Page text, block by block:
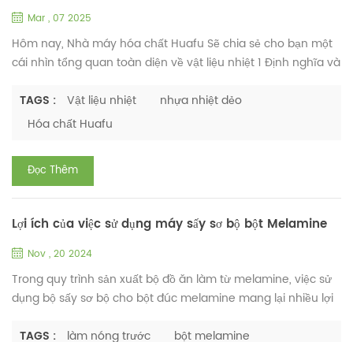
Mar , 07 2025
Hôm nay, Nhà máy hóa chất Huafu Sẽ chia sẻ cho bạn một
cái nhìn tổng quan toàn diện về vật liệu nhiệt 1 Định nghĩa và
aclass của các vật liệu polyme, một khi được chữa khỏi
thông qua phản ứng hóa học (thường là do nhiệt, bức xạ
Không giống như nhựa nhiệt dẻo, có thể được tan chảy...
TAGS : Vật liệu nhiệt
nhựa nhiệt dẻo
Hóa chất Huafu
Đọc Thêm
Lợi ích của việc sử dụng máy sấy sơ bộ bột Melamine
Nov , 20 2024
Trong quy trình sản xuất bộ đồ ăn làm từ melamine, việc sử
dụng bộ sấy sơ bộ cho bột đúc melamine mang lại nhiều lợi
lượng của sản phẩm cuối cùng. Hôm nay, Nhà máy Huafu sẽ
TAGS : làm nóng trước
bột melamine